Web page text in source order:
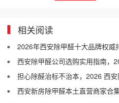
相关阅读
2026年西安除甲醛十大品牌权威
西安除甲醛公司选购实用指南，2026 西安母婴
担心除醛治标不治本，2026 西安除
西安新房除甲醛本土直营商家合集 专业